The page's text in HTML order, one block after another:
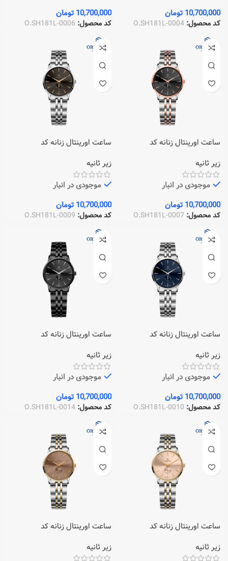
10,700,000 تومان
کد محصول: O.SH181L-0004
10,700,000 تومان
کد محصول: O.SH181L-0006
ساعت اورینتال زنانه کد
زیر ثانیه
موجودی در انبار
10,700,000 تومان
کد محصول: O.SH181L-0007
ساعت اورینتال زنانه کد
زیر ثانیه
موجودی در انبار
10,700,000 تومان
کد محصول: O.SH181L-0009
ساعت اورینتال زنانه کد
زیر ثانیه
موجودی در انبار
10,700,000 تومان
کد محصول: O.SH181L-0010
ساعت اورینتال زنانه کد
زیر ثانیه
موجودی در انبار
10,700,000 تومان
کد محصول: O.SH181L-0014
ساعت اورینتال زنانه کد
زیر ثانیه
ساعت اورینتال زنانه کد
زیر ثانیه